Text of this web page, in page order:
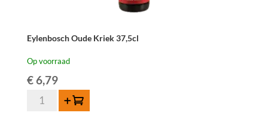
Eylenbosch Oude Kriek 37,5cl
Op voorraad
€6,79
EylenboschToevoegen